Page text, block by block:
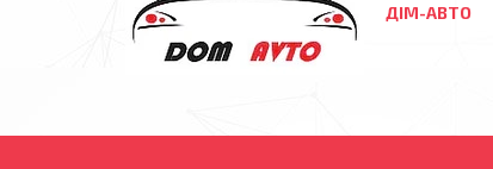
ДІМ-АВТО